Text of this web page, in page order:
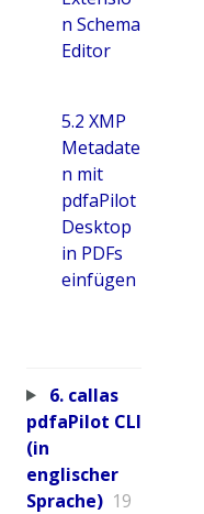
n Schema
Editor
5.2 XMP
Metadate
n mit
pdfaPilot
Desktop
in PDFs
einfügen
6. callas
pdfaPilot CLI
(in
englischer
Sprache) 19